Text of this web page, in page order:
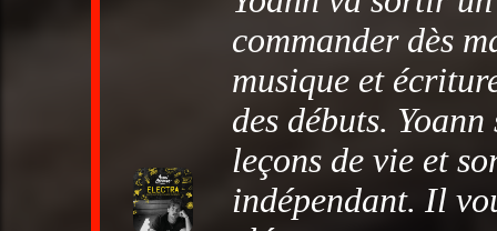
commander dès
musique et
des débuts.
leçons de vie et
indépendant. Il